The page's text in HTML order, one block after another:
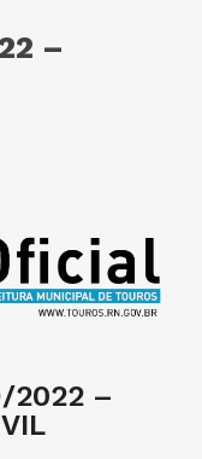
–
2022 –